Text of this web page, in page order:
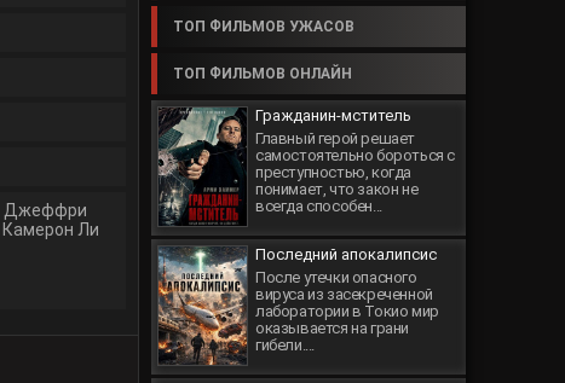
ТОП ФИЛЬМОВ УЖАСОВ
ТОП ФИЛЬМОВ ОНЛАЙН
Гражданин-мститель
Главный герой решает
самостоятельно бороться с
преступностью, когда
понимает, что закон не
всегда способен...
Последний апокалипсис
После утечки опасного
вируса из засекреченной
лаборатории в Токио мир
оказывается на грани
гибели....
Джеффри
Камерон Ли